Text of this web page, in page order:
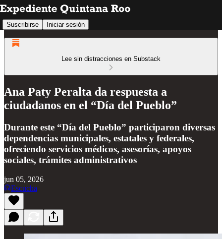
Suscribirse Iniciar sesión
Lee sin distracciones en Substack
Ana Paty Peralta da respuesta a
ciudadanos en el “Día del Pueblo”
Durante este “Día del Pueblo” participaron diversas
dependencias municipales, estatales y federales,
ofreciendo servicios médicos, asesorías, apoyos
sociales, trámites administrativos
jun 05, 2026
Escucha